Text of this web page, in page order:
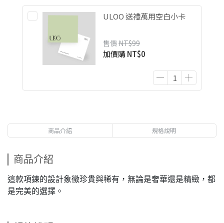
ULOO 送禮萬用空白小卡
售價 NT$99
加價購NT$0
商品介紹 規格說明
商品介紹
這款項鍊的設計象徵珍貴與稀有，無論是奢華還是精緻，都
是完美的選擇。